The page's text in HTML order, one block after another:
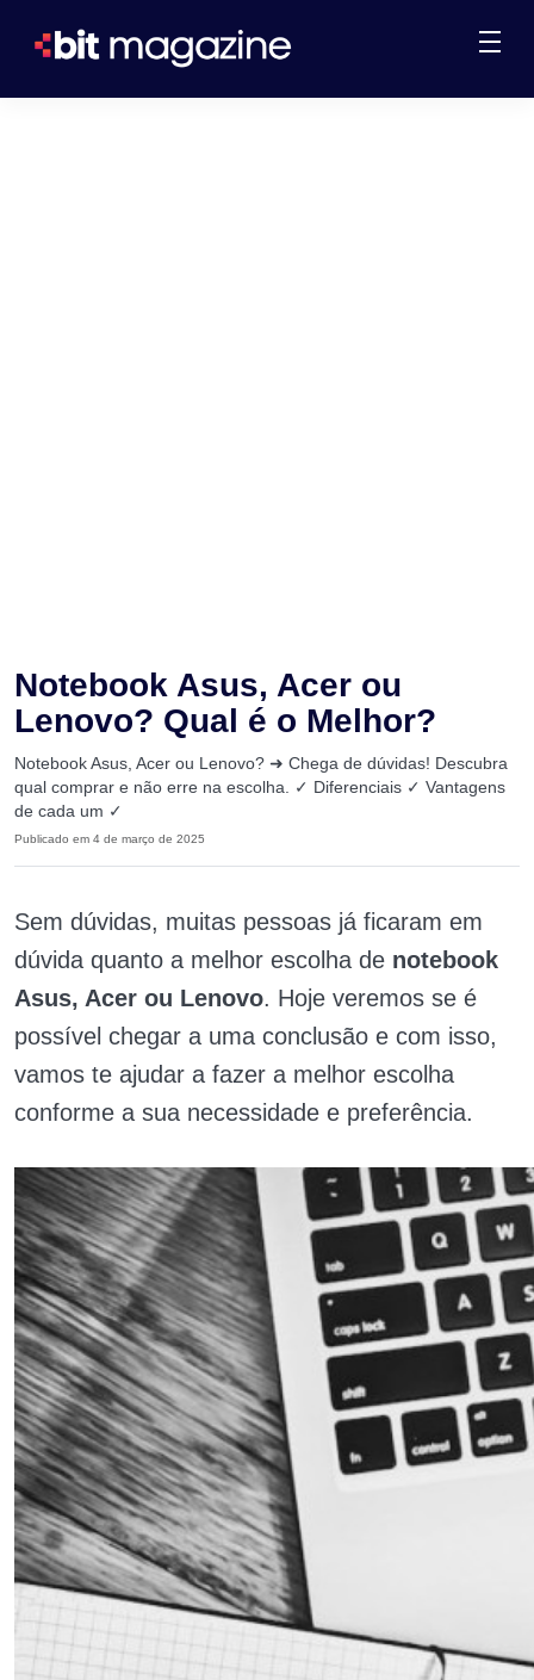
Notebook Asus, Acer ou
Lenovo? Qual é o Melhor?
Notebook Asus, Acer ou Lenovo? ➜ Chega de dúvidas! Descubra
qual comprar e não erre na escolha. ✓ Diferenciais ✓ Vantagens
de cada um ✓
Publicado em 4 de março de 2025
Sem dúvidas, muitas pessoas já ficaram em
dúvida quanto a melhor escolha de notebook
Asus, Acer ou Lenovo. Hoje veremos se é
possível chegar a uma conclusão e com isso,
vamos te ajudar a fazer a melhor escolha
conforme a sua necessidade e preferência.